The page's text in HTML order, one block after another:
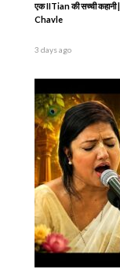
एक IITian की सच्ची कहानी |
Chavle
3 days ago